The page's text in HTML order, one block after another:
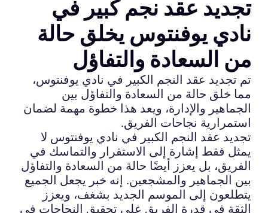
تجديد عقد نجم كبير في
نادي يوفنتوس يخلق حالة
من السعادة والتفاؤل
تم تجديد عقد النجم الكبير في نادي يوفنتوس،
مما خلق حالة من السعادة والتفاؤل بين
الجماهير والإدارة، ويعد هذا خطوة مهمة لضمان
استمرارية نجاحات الفريق.
تجديد عقد النجم الكبير في نادي يوفنتوس لا
يمثل فقط إشارة إلى الاستقرار والتماسك في
الفريق، بل يعزز أيضًا حالة من السعادة والتفاؤل
بين الجماهير والمشجعين. إنه خبر يجعل الجميع
يتطلعون إلى الموسم الجديد بشغف، ويعزز
الثقة في قدرة الفريق على تحقيق النجاحات في